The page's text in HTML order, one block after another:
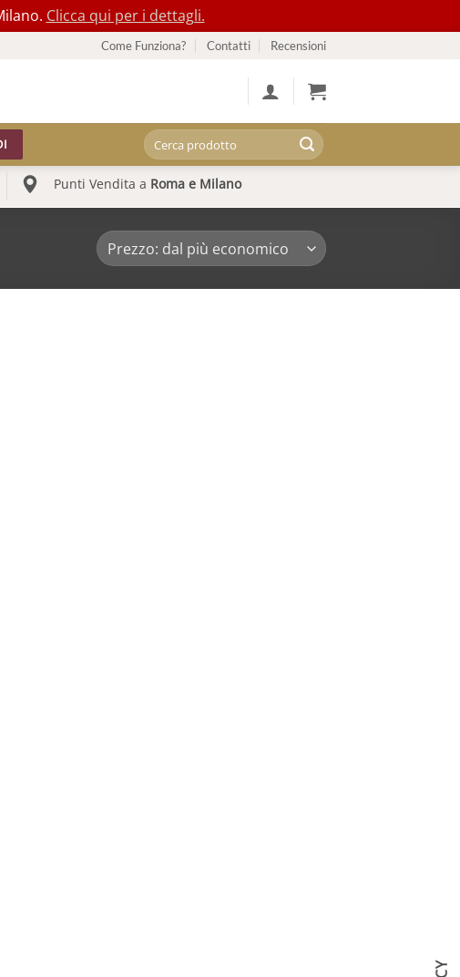
Clicca qui per i dettagli.
Come Funziona? Contatti Recensioni
Cerca:
Punti Vendita a Roma e Milano